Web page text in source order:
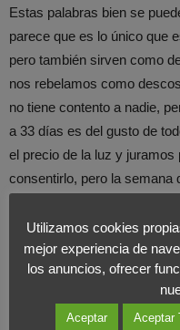
Estas palabras bien se
parece que es lo único que
pero también sirven como
nos rebelamos como
no tiene contento a nadie,
a 33 días es del gusto de
el precio de la luz y juramos
consentirlo, pero la semana
El vertiginoso ritmo de
hace que las prioridades
banales por la noche, y que
siguiente. Y después,
Utilizamos cookies
mejor experiencia de
los anuncios, ofrecer
Aceptar Aceptar